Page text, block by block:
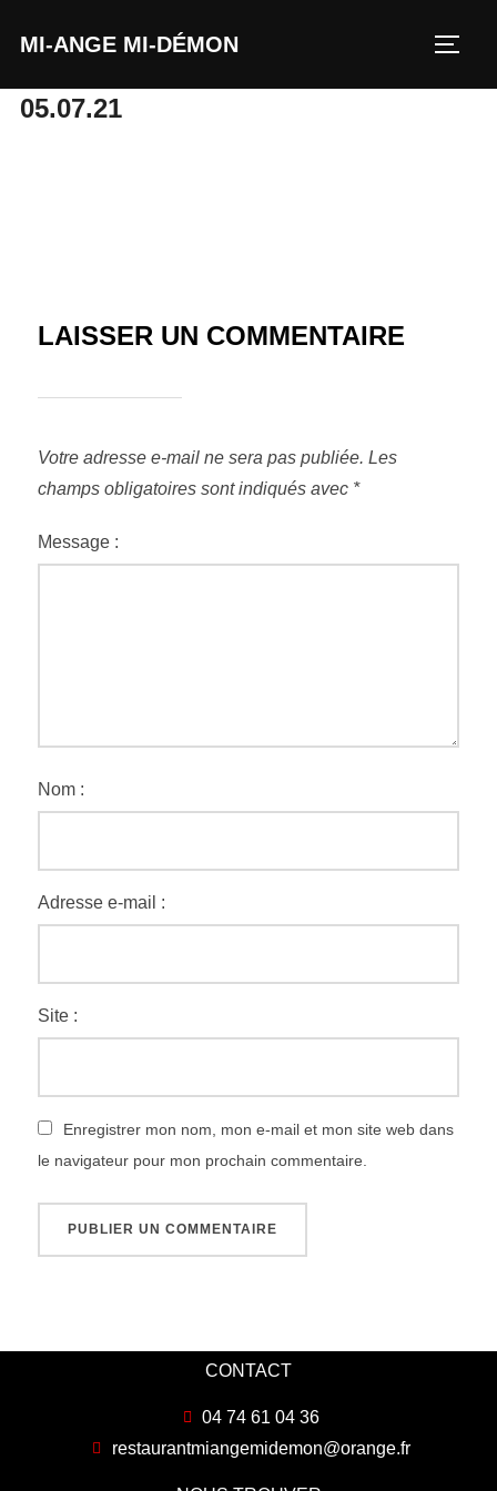
MI-ANGE MI-DÉMON
05.07.21
LAISSER UN COMMENTAIRE
Votre adresse e-mail ne sera pas publiée. Les
champs obligatoires sont indiqués avec *
Message :
Nom :
Adresse e-mail :
Site :
Enregistrer mon nom, mon e-mail et mon site web dans
le navigateur pour mon prochain commentaire.
CONTACT
04 74 61 04 36
restaurantmiangemidemon@orange.fr